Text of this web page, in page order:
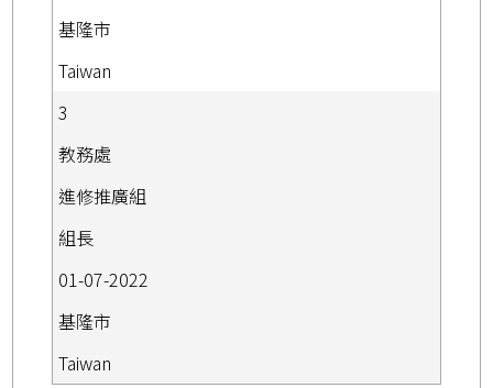
基隆市
Taiwan
3
教務處
進修推廣組
組長
01-07-2022
基隆市
Taiwan